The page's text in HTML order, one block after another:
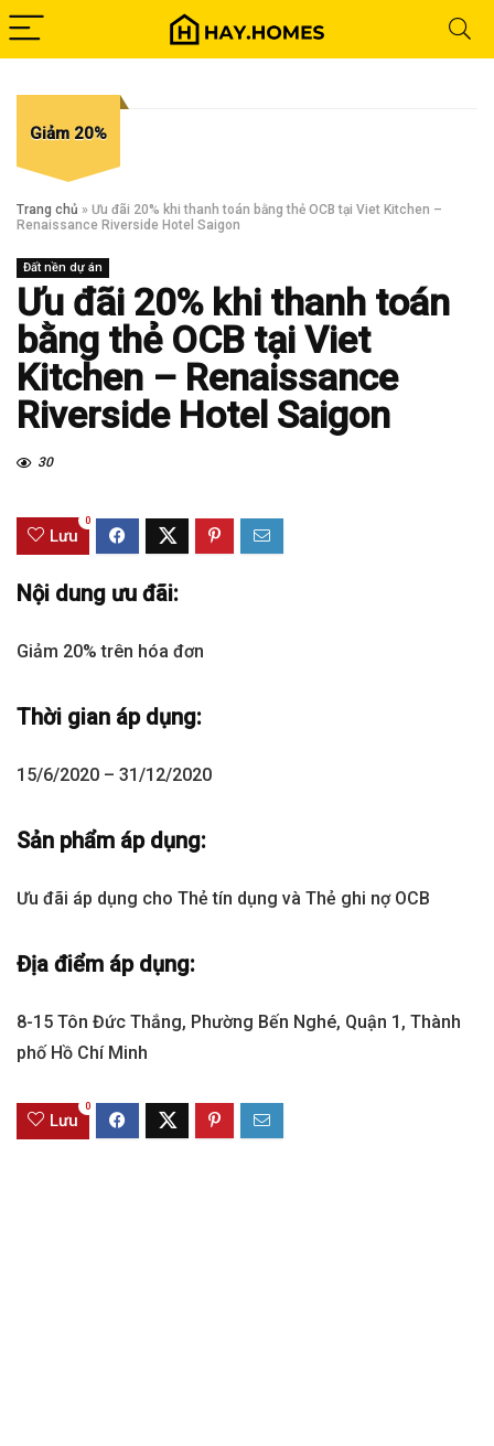
Giảm 20%
Trang chủ » Ưu đãi 20% khi thanh toán bằng thẻ OCB tại Viet Kitchen –
Renaissance Riverside Hotel Saigon
Đất nền dự án
Ưu đãi 20% khi thanh toán
bằng thẻ OCB tại Viet
Kitchen – Renaissance
Riverside Hotel Saigon
30
Lưu
0
Nội dung ưu đãi:
Giảm 20% trên hóa đơn
Thời gian áp dụng:
15/6/2020 – 31/12/2020
Sản phẩm áp dụng:
Ưu đãi áp dụng cho Thẻ tín dụng và Thẻ ghi nợ OCB
Địa điểm áp dụng:
8-15 Tôn Đức Thắng, Phường Bến Nghé, Quận 1, Thành
phố Hồ Chí Minh
Lưu
0